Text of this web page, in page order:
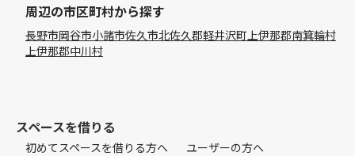
周辺の市区町村から探す
長野市岡谷市小諸市佐久市北佐久郡軽井沢町 上伊那郡南箕輪村
上伊那郡中川村
スペースを借りる
初めてスペースを借りる方へ ユーザーの方へ